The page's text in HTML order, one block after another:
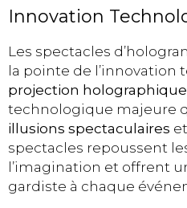
Innovation
Les spectacles
la pointe de l’innovation
projection holographique
technologique majeure
illusions spectaculaires
spectacles repoussent
l’imagination et offrent
gardiste à chaque